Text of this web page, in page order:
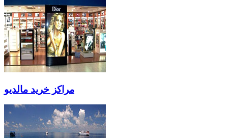
مراکز خرید مالدیو